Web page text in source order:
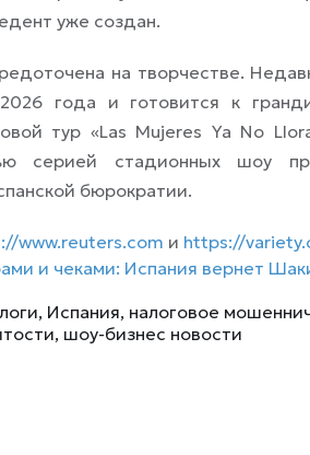
уже создан.
на творчестве.
года и готовится к
тур «Las Mujeres Ya No
серией стадионных
бюрократии.
www.reuters.com и https://
и чеками: Испания вернет
, Испания, налоговое
, шоу-бизнес новости